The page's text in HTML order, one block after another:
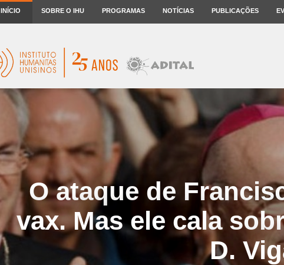
INÍCIO SOBRE O IHU PROGRAMAS NOTÍCIAS PUBLICAÇÕES
O ataque de
vax. Mas ele cala
D.